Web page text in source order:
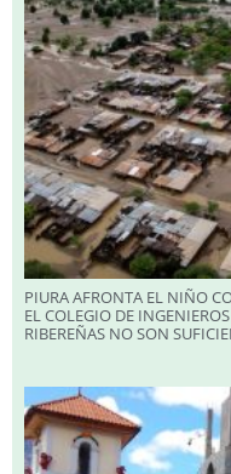
PIURA AFRONTA EL NIÑO
EL COLEGIO DE
RIBEREÑAS NO SON